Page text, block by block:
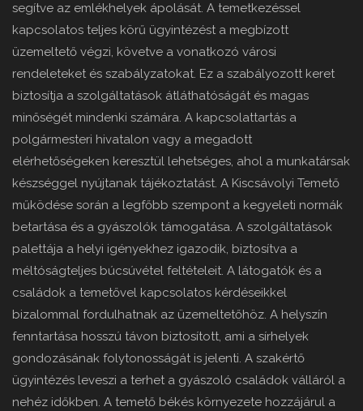
segítve az emlékhelyek ápolását. A temetkezéssel
kapcsolatos teljes körű ügyintézést a megbízott
üzemeltető végzi, követve a vonatkozó városi
rendeleteket és szabályzatokat. Ez a szabályozott keret
biztosítja a szolgáltatások átláthatóságát és magas
minőségét mindenki számára. A kapcsolattartás a
polgármesteri hivatalon vagy a megadott
elérhetőségeken keresztül lehetséges, ahol a munkatársak
készséggel nyújtanak tájékoztatást. A Kiscsávolyi Temető
működése során a legfőbb szempont a kegyeleti normák
betartása és a gyászolók támogatása. A szolgáltatások
palettája a helyi igényekhez igazodik, biztosítva a
méltóságteljes búcsúvétel feltételeit. A látogatók és a
családok a temetővel kapcsolatos kérdéseikkel
bizalommal fordulhatnak az üzemeltetőhöz. A helyszín
fenntartása hosszú távon biztosított, ami a sírhelyek
gondozásának folytonosságát is jelenti. A szakértő
ügyintézés leveszi a terhet a gyászoló családok válláról a
nehéz időkben. A temető békés környezete hozzájárul a